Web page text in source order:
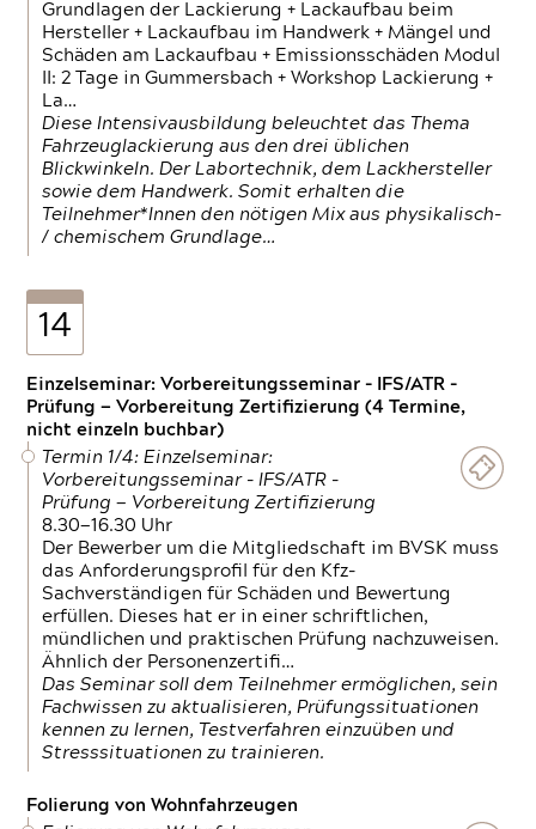
Grundlagen der Lackierung + Lackaufbau beim
Hersteller + Lackaufbau im Handwerk + Mängel und
Schäden am Lackaufbau + Emissionsschäden Modul
II: 2 Tage in Gummersbach + Workshop Lackierung +
La…
Diese Intensivausbildung beleuchtet das Thema
Fahrzeuglackierung aus den drei üblichen
Blickwinkeln. Der Labortechnik, dem Lackhersteller
sowie dem Handwerk. Somit erhalten die
Teilnehmer*Innen den nötigen Mix aus physikalisch-
/ chemischem Grundlage…
14
Einzelseminar: Vorbereitungsseminar - IFS/ATR -
Prüfung — Vorbereitung Zertifizierung (4 Termine,
nicht einzeln buchbar)
Termin 1/4: Einzelseminar:
Vorbereitungsseminar - IFS/ATR -
Prüfung — Vorbereitung Zertifizierung
8.30—16.30 Uhr
Der Bewerber um die Mitgliedschaft im BVSK muss
das Anforderungsprofil für den Kfz-
Sachverständigen für Schäden und Bewertung
erfüllen. Dieses hat er in einer schriftlichen,
mündlichen und praktischen Prüfung nachzuweisen.
Ähnlich der Personenzertifi…
Das Seminar soll dem Teilnehmer ermöglichen, sein
Fachwissen zu aktualisieren, Prüfungssituationen
kennen zu lernen, Testverfahren einzuüben und
Stresssituationen zu trainieren.
Folierung von Wohnfahrzeugen